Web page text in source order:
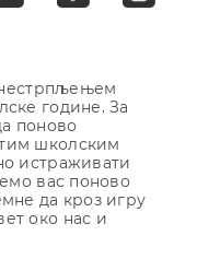
године. За
поново
школским
истраживати
вас поново
да кроз игру
око нас и